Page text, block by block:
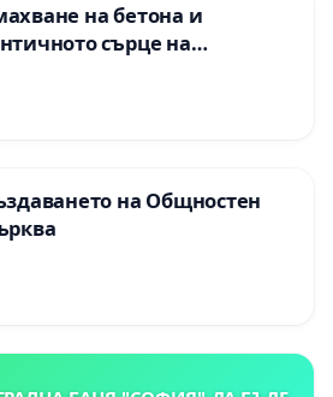
на бетона и
сърце на
във Враца
на Общностен